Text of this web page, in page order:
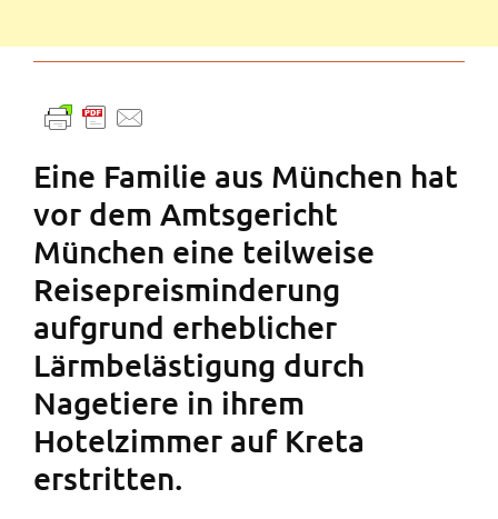
Eine Familie aus München hat
vor dem Amtsgericht
München eine teilweise
Reisepreisminderung
aufgrund erheblicher
Lärmbelästigung durch
Nagetiere in ihrem
Hotelzimmer auf Kreta
erstritten.